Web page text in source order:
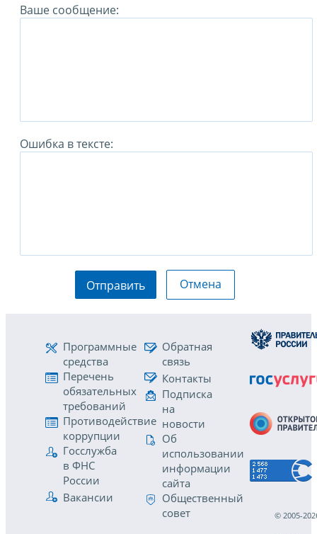
Ваше сообщение:
Ошибка в тексте:
Отправить Отмена
Программные
средства
Перечень
обязательных
требований
Противодействие
коррупции
Госслужба
в ФНС
России
Вакансии
Обратная
связь
Контакты
Подписка
на
новости
Об
использовании
информации
сайта
Общественный
совет
© 2005-